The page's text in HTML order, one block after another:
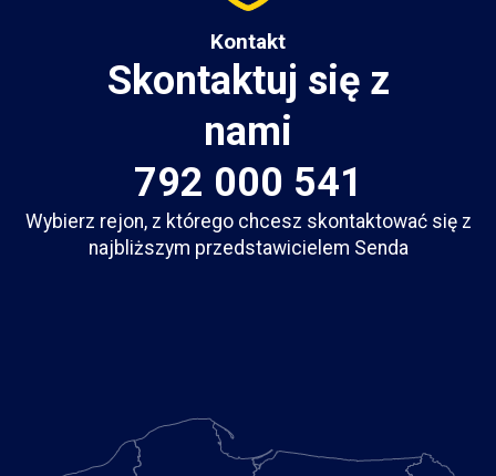
Kontakt
Skontaktuj się z
nami
792 000 541
Wybierz rejon, z którego chcesz skontaktować się z
najbliższym przedstawicielem Senda